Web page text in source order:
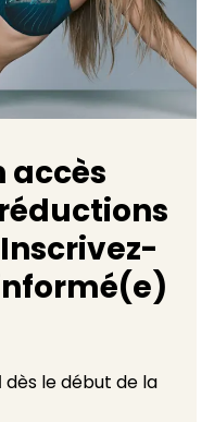
accès
dès le début de la